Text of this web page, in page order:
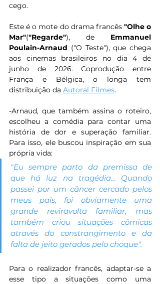
cego.
Este é o mote do drama francês "Olhe o
Mar"("Regarde"), de Emmanuel
Poulain-Arnaud ("O Teste"), que chega
aos cinemas brasileiros no dia 4 de
junho de 2026. Coprodução entre
França e Bélgica, o longa tem
distribuição da Autoral Filmes.
-Arnaud, que também assina o roteiro,
escolheu a comédia para contar uma
história de dor e superação familiar.
Para isso, ele buscou inspiração em sua
própria vida:
"Eu sempre parto da premissa de
que há luz na tragédia... Quando
passei por um câncer cercado pelos
meus pais, foi obviamente uma
grande reviravolta familiar, mas
também criou situações cômicas
através do constrangimento e da
falta de jeito gerados pelo choque".
Para o realizador francês, adaptar-se a
esse tipo a situações como uma